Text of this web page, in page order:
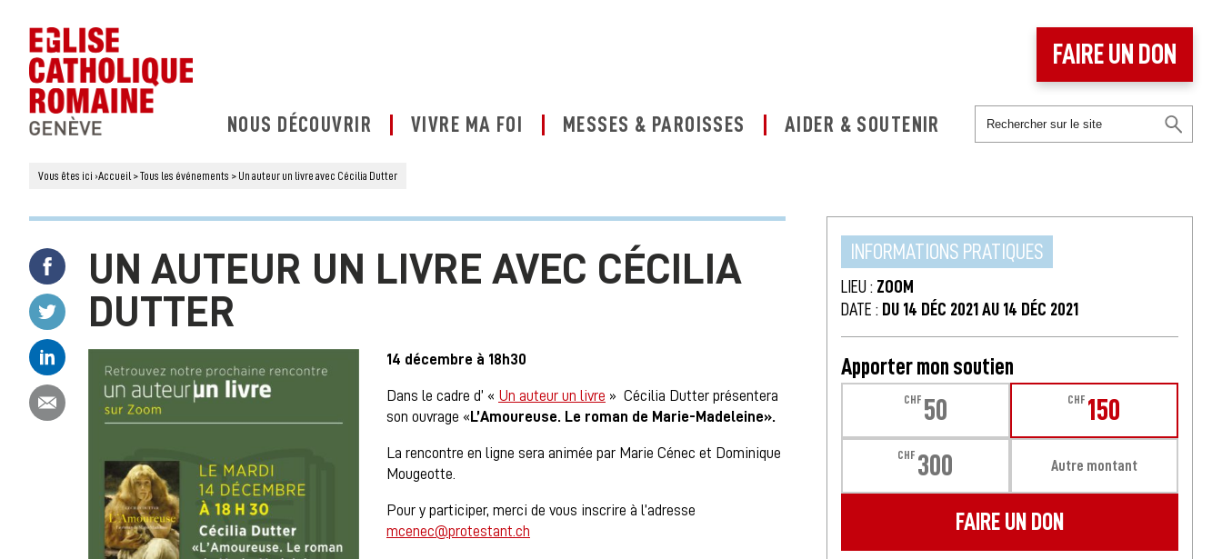
NOUS DÉCOUVRIR VIVRE MA FOI MESSES & PAROISSES AIDER & SOUTENIR
FAIRE UN DON
Vous êtes ici ›Accueil >Tous les événements > Un auteur un livre avec Cécilia Dutter
Partager ce contenu sur Facebook
Partager ce contenu sur Twitter
Partager ce contenu sur Linkedin
Partager ce contenu par email
UN AUTEUR UN LIVRE AVEC CÉCILIA
DUTTER
14 décembre à 18h30
Dans le cadre d’ « Un auteur un livre » Cécilia Dutter présentera
son ouvrage « L’Amoureuse. Le roman de Marie-Madeleine».
La rencontre en ligne sera animée par Marie Cénec et Dominique
Mougeotte.
Pour y participer, merci de vous inscrire à l’adresse
mcenec@protestant.ch
INFORMATIONS PRATIQUES
LIEU : ZOOM
DATE : DU 14 DÉC 2021 AU 14 DÉC 2021
Apporter mon soutien
CHF 50 CHF 150
CHF 300 Autre montant
FAIRE UN DON